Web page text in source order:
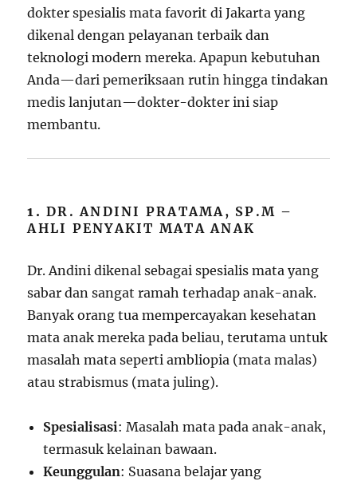
dokter spesialis mata favorit di Jakarta yang
dikenal dengan pelayanan terbaik dan
teknologi modern mereka. Apapun kebutuhan
Anda—dari pemeriksaan rutin hingga tindakan
medis lanjutan—dokter-dokter ini siap
membantu.
1.DR. ANDINI PRATAMA, SP.M –
AHLI PENYAKIT MATA ANAK
Dr. Andini dikenal sebagai spesialis mata yang
sabar dan sangat ramah terhadap anak-anak.
Banyak orang tua mempercayakan kesehatan
mata anak mereka pada beliau, terutama untuk
masalah mata seperti ambliopia (mata malas)
atau strabismus (mata juling).
Spesialisasi: Masalah mata pada anak-anak,
termasuk kelainan bawaan.
Keunggulan: Suasana belajar yang